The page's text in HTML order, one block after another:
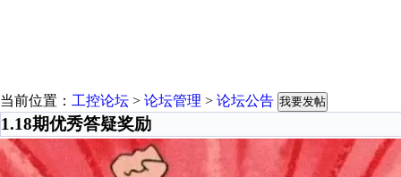
当前位置： 工控论坛 > 论坛管理 > 论坛公告 我要发帖
1.18期优秀答疑奖励